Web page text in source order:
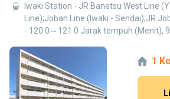
Iwaki Station - JR Banetsu West Line
Line);Joban Line (Iwaki - Sendai);JR
- 120.0～121.0 Jarak tempuh (Menit),
1